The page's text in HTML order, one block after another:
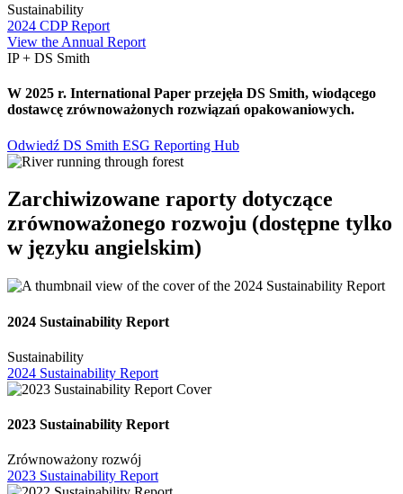
Sustainability
2024 CDP Report
View the Annual Report
IP + DS Smith
W 2025 r. International Paper przejęła DS Smith, wiodącego
dostawcę zrównoważonych rozwiązań opakowaniowych.
Odwiedź DS Smith ESG Reporting Hub
Zarchiwizowane raporty dotyczące
zrównoważonego rozwoju (dostępne tylko
w języku angielskim)
2024 Sustainability Report
Sustainability
2024 Sustainability Report
2023 Sustainability Report
Zrównoważony rozwój
2023 Sustainability Report